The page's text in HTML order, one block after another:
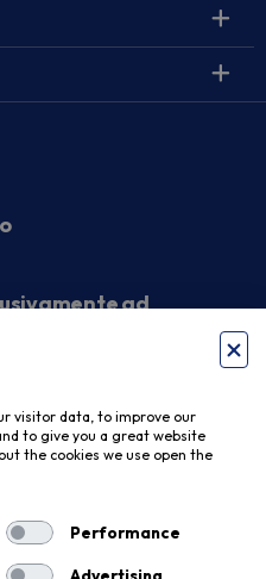
ad
visitor data, to improve our
to give you a great website
the cookies we use open the
Performance